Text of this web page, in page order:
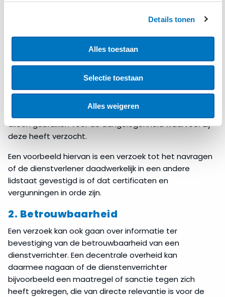
Details tonen
Alles toestaan
Selectie toestaan
Alles weigeren
1. Algemeen informatieverzoek
Zoals hierboven ook aangegeven, kunnen decentrale
overheden bevoegde instanties uit andere lidstaten
via het IMI-systeem verzoeken om informatie of het
verrichten van een inspectie of verificatie. Zulke
decentrale overheid mag de verkregen informatie
alleen gebruiken voor de aangelegenheid waarvoor zij
deze heeft verzocht.
Een voorbeeld hiervan is een verzoek tot het navragen
of de dienstverlener daadwerkelijk in een andere
lidstaat gevestigd is of dat certificaten en
vergunningen in orde zijn.
2. Betrouwbaarheid
Een verzoek kan ook gaan over informatie ter
bevestiging van de betrouwbaarheid van een
dienstverrichter. Een decentrale overheid kan
daarmee nagaan of de dienstenverrichter
bijvoorbeeld een maatregel of sanctie tegen zich
heeft gekregen, die van directe relevantie is voor de